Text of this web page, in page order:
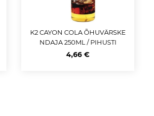
K2 CAYON COLA ÕHUVÄRSKE
NDAJA 250ML / PIHUSTI
4,66 €